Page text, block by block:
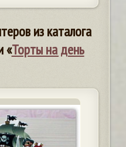
из каталога
«Торты на день